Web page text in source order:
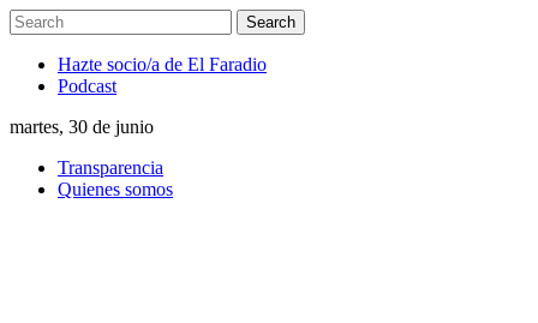
Hazte socio/a de El Faradio
Podcast
martes, 30 de junio
Transparencia
Quienes somos